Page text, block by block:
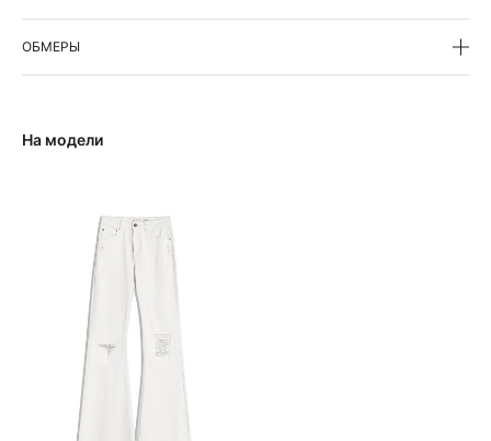
ОБМЕРЫ
На модели